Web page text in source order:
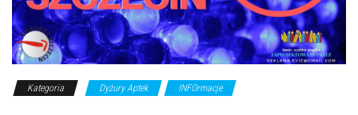
Kategoria Dyżury Aptek INFOrmacje